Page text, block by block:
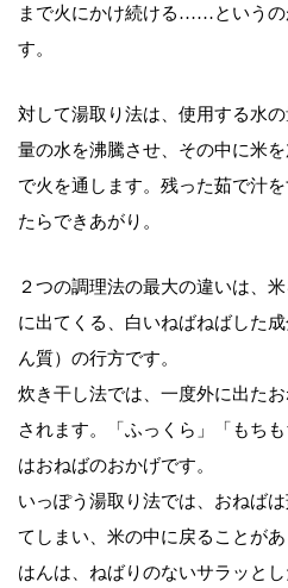
まで火にかけ続ける……というの
す。
対して湯取り法は、使用する水
量の水を沸騰させ、その中に米
で火を通します。残った茹で汁
たらできあがり。
２つの調理法の最大の違いは、
に出てくる、白いねばねばした
ん質）の行方です。
炊き干し法では、一度外に出た
されます。「ふっくら」「もち
はおねばのおかげです。
いっぽう湯取り法では、おねば
てしまい、米の中に戻ることが
はんは、ねばりのないサラッとし